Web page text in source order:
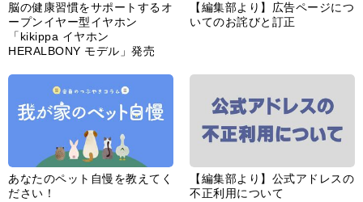
脳の健康習慣をサポートするオ
ープンイヤー型イヤホン
「kikippa イヤホン
HERALBONY モデル」発売
【編集部より】広告ページにつ
いてのお詫びと訂正
あなたのペット自慢を教えてく
ださい！
【編集部より】公式アドレスの
不正利用について